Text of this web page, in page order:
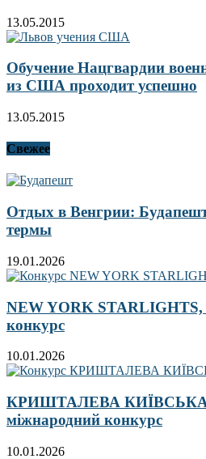
13.05.2015
Обучение Нацгвардии
из США проходит успешно
13.05.2015
Свежее
Отдых в Венгрии:
термы
19.01.2026
NEW YORK STARLIGHTS,
конкурс
10.01.2026
КРИШТАЛЕВА
міжнародний конкурс
10.01.2026